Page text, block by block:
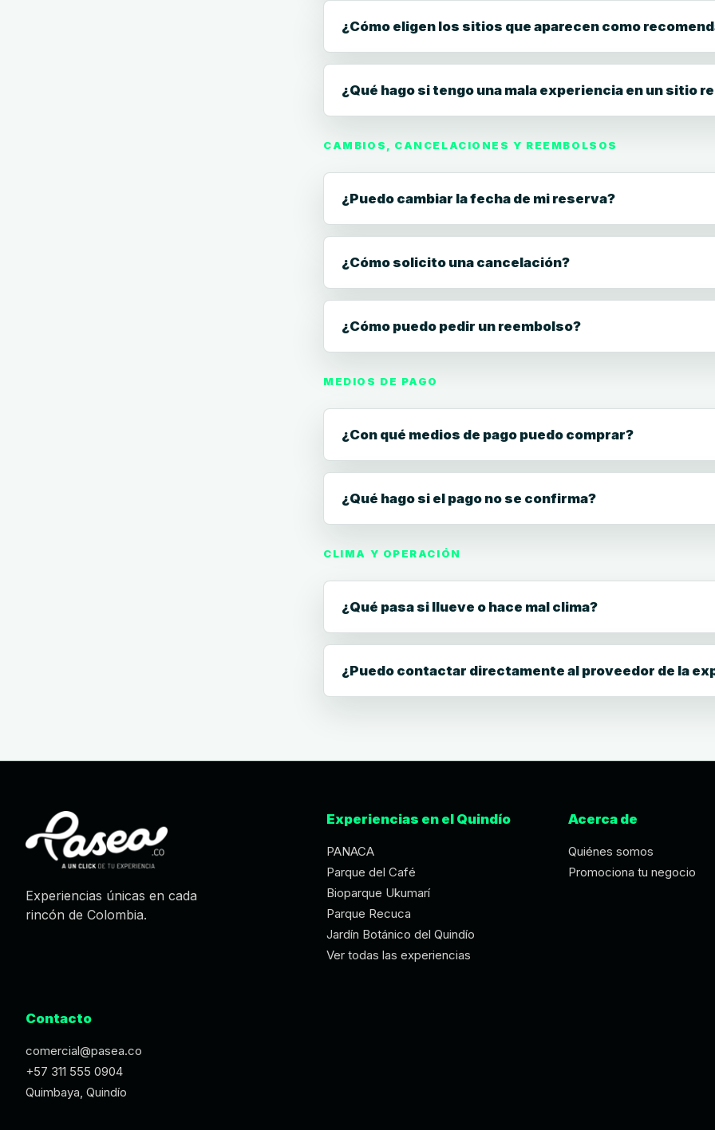
¿Cómo eligen los sitios que aparecen como
¿Qué hago si tengo una mala experiencia en un sitio
CAMBIOS, CANCELACIONES Y REEMBOLSOS
¿Puedo cambiar la fecha de mi reserva?
¿Cómo solicito una cancelación?
¿Cómo puedo pedir un reembolso?
MEDIOS DE PAGO
¿Con qué medios de pago puedo comprar?
¿Qué hago si el pago no se confirma?
CLIMA Y OPERACIÓN
¿Qué pasa si llueve o hace mal clima?
¿Puedo contactar directamente al proveedor de la
Experiencias únicas en cada
rincón de Colombia.
Experiencias en el Quindío
PANACA
Parque del Café
Bioparque Ukumarí
Parque Recuca
Jardín Botánico del Quindío
Ver todas las experiencias
Acerca de
Quiénes somos
Promociona tu negocio
Contacto
comercial@pasea.co
+57 311 555 0904
Quimbaya, Quindío